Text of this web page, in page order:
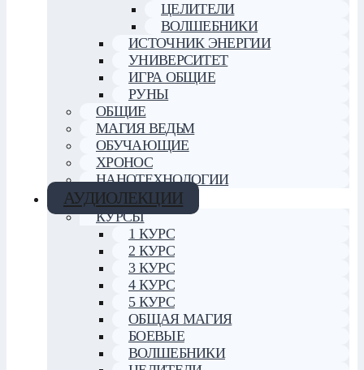
ЦЕЛИТЕЛИ
ВОЛШЕБНИКИ
ИСТОЧНИК ЭНЕРГИИ
УНИВЕРСИТЕТ
ИГРА ОБЩИЕ
РУНЫ
ОБЩИЕ
МАГИЯ ВЕДЬМ
ОБУЧАЮЩИЕ
ХРОНОС
НАНОТЕХНОЛОГИИ
АУДИОЛЕКЦИИ
КУРСЫ
1 КУРС
2 КУРС
3 КУРС
4 КУРС
5 КУРС
ОБЩАЯ МАГИЯ
БОЕВЫЕ
ВОЛШЕБНИКИ